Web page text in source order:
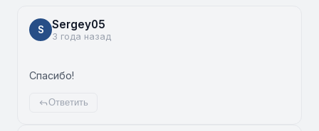
S Sergey05
3 года назад
Спасибо!
Ответить